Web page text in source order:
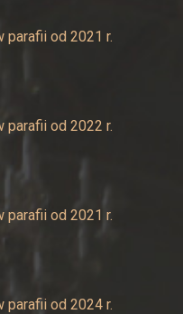
parafii od 2021 r.
parafii od 2022 r.
parafii od 2021 r.
parafii od 2024 r.